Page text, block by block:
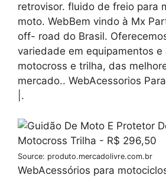
retrovisor. fluido de freio para
moto. WebBem vindo à Mx
off- road do Brasil.
variedade em equipamentos e
motocross e trilha, das
mercado.. WebAcessorios
|.
Source: produto.mercadolivre.com.br
WebAcessórios para